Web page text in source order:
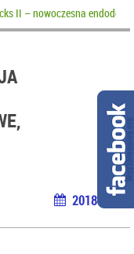
II – nowoczesna
2018-09-10